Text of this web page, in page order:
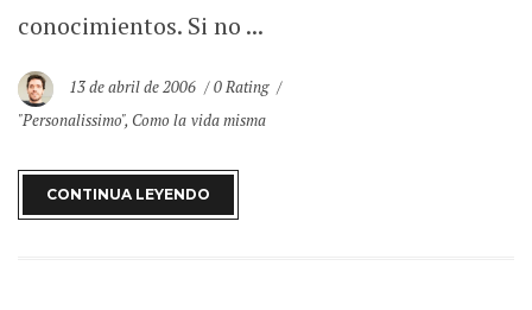
conocimientos. Si no ...
13 de abril de 2006
0 Rating
"Personalissimo", Como la vida misma
CONTINUA LEYENDO